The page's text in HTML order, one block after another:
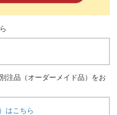
注品（オーダーメイド品）をお
はこちら